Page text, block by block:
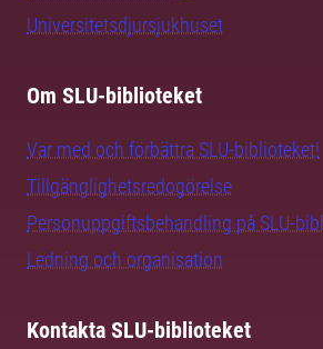
Universitetsdjursjukhuset
Om SLU-biblioteket
Var med och förbättra SLU-biblioteket!
Tillgänglighetsredogörelse
Personuppgiftsbehandling på SLU-
Ledning och organisation
Kontakta SLU-biblioteket